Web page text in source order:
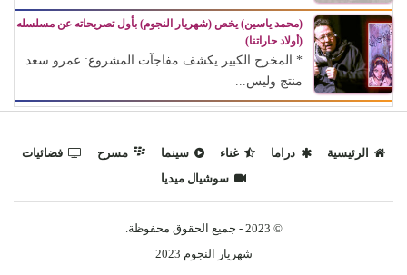
(محمد ياسين) يخص (شهريار النجوم) بأول تصريحاته عن مسلسله
(أولاد حاراتنا)
* المخرج الكبير يكشف مفاجآت المشروع: عمرو سعد
منتج وليس...
الرئيسية دراما غناء سينما مسرح
فضائيات
سوشيال ميديا
© 2023 - جميع الحقوق محفوظة.
شهريار النجوم 2023